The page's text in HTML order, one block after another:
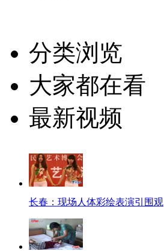
分类浏览
大家都在看
最新视频
长春：现场人体彩绘表演引围观